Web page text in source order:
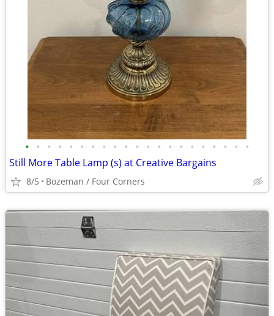
• • • • • • • • • • • • • • • • • • • • •
Still More Table Lamp (s) at Creative Bargains
8/5 Bozeman / Four Corners